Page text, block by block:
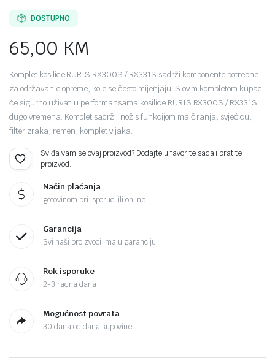
DOSTUPNO
65,00 KM
Komplet kosilice RURIS RX300S / RX331S sadrži komponente potrebne
za održavanje opreme, koje se često mijenjaju. S ovim kompletom kupac
će sigurno uživati ​​u performansama kosilice RURIS RX300S / RX331S
dugo vremena. Komplet sadrži: nož s funkcijom malčiranja, svjećicu,
filter zraka, remen, komplet vijaka.
Sviđa vam se ovaj proizvod? Dodajte u favorite sada i pratite
proizvod.
Način plaćanja
gotovinom pri isporuci ili online
Garancija
Svi naši proizvodi imaju garanciju
Rok isporuke
2-3 radna dana
Mogućnost povrata
30 dana od dana kupovine